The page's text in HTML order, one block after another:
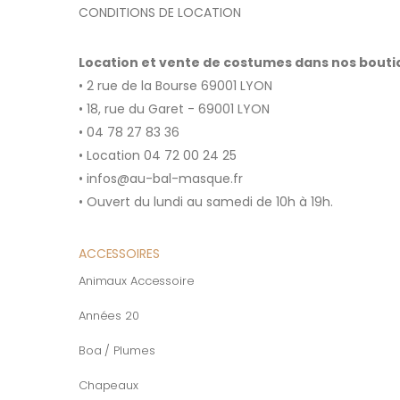
CONDITIONS DE LOCATION
Location et vente de costumes dans nos
• 2 rue de la Bourse 69001 LYON
• 18, rue du Garet - 69001 LYON
• 04 78 27 83 36
• Location 04 72 00 24 25
• infos@au-bal-masque.fr
• Ouvert du lundi au samedi de 10h à 19h.
ACCESSOIRES
Animaux Accessoire
Années 20
Boa / Plumes
Chapeaux